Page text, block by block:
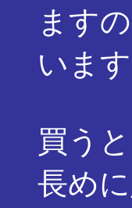
ます
います
買う
長め